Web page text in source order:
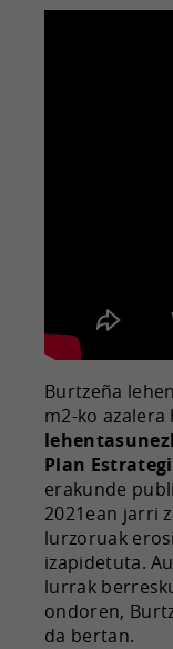
Burtzeña
m2-ko
Plan
erakunde
2021ean jarri
lurzoruak
izapidetuta.
lurrak
ondoren,
da bertan.